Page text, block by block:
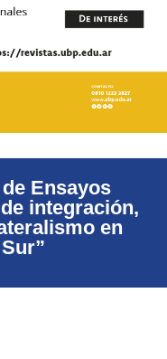
Ensayos
integración,
en